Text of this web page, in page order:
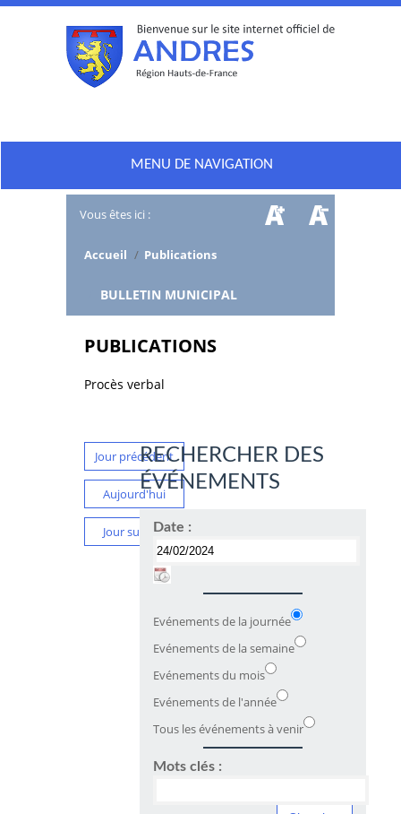
MENU DE NAVIGATION
Vous êtes ici :
Accueil / Publications
BULLETIN MUNICIPAL
PUBLICATIONS
Procès verbal
Jour précédent
Aujourd'hui
Jour suivant
RECHERCHER DES
ÉVÉNEMENTS
Date :
Evénements de la journée
Evénements de la semaine
Evénements du mois
Evénements de l'année
Tous les événements à venir
Mots clés :